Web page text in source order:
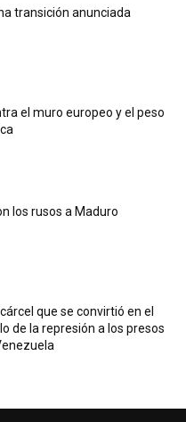
transición anunciada
el muro europeo y el peso
los rusos a Maduro
cárcel que se convirtió en el
de la represión a los presos